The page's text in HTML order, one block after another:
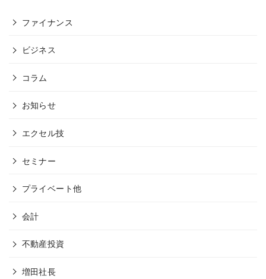
ファイナンス
ビジネス
コラム
お知らせ
エクセル技
セミナー
プライベート他
会計
不動産投資
増田社長